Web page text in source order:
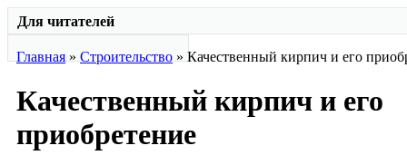
Для читателей
Главная » Строительство » Качественный кирпич и его
Качественный кирпич и его
приобретение